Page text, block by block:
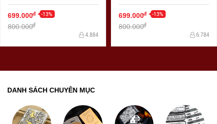
699.000đ -13%
800.000đ
4.884
699.000đ -13%
800.000đ
6.784
DANH SÁCH CHUYÊN MỤC